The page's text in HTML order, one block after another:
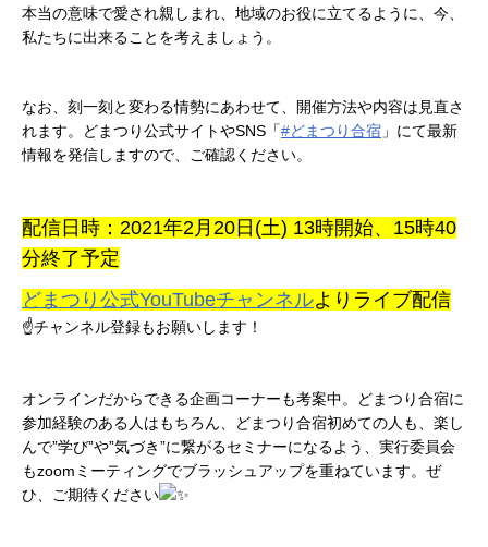
本当の意味で愛され親しまれ、地域のお役に立てるように、今、
私たちに出来ることを考えましょう。
なお、刻一刻と変わる情勢にあわせて、開催方法や内容は見直さ
れます。どまつり公式サイトやSNS「#どまつり合宿 」にて最新
情報を発信しますので、ご確認ください。
配信日時：2021年2月20日(土) 13時開始、15時40
分終了予定
どまつり公式YouTubeチャンネルよりライブ配信
☝チャンネル登録もお願いします！
オンラインだからできる企画コーナーも考案中。どまつり合宿に
参加経験のある人はもちろん、どまつり合宿初めての人も、楽し
んで”学び”や”気づき”に繋がるセミナーになるよう、実行委員会
もzoomミーティングでブラッシュアップを重ねています。ぜ
ひ、ご期待ください